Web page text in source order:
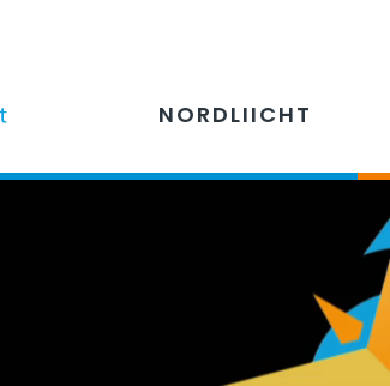
NORDLIICHT